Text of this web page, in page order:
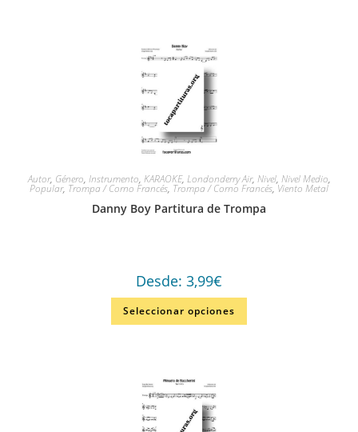
Autor, Género, Instrumento, KARAOKE, Londonderry Air, Nivel, Nivel Medio,
Popular, Trompa / Corno Francés, Trompa / Corno Francés,Viento Metal
Danny Boy Partitura de Trompa
Desde: 3,99€
Seleccionar opciones